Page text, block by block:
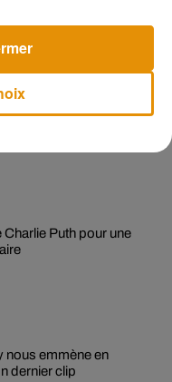
une docu-série sur
Puth pour une
nous emmène en
dernier clip